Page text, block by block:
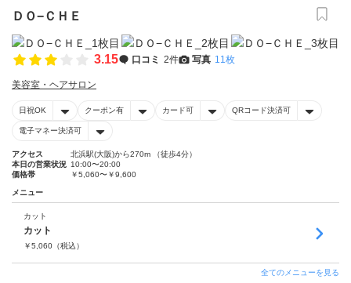
ＤＯ−ＣＨＥ
3.15 口コミ 2件 写真 11枚
美容室・ヘアサロン
日祝OK クーポン有 カード可 QRコード決済可
電子マネー決済可
アクセス
北浜駅(大阪)から270m （徒歩4分）
本日の営業状況 10:00〜20:00
価格帯
￥5,060〜￥9,600
メニュー
カット
カット
￥5,060 （税込）
全てのメニューを見る